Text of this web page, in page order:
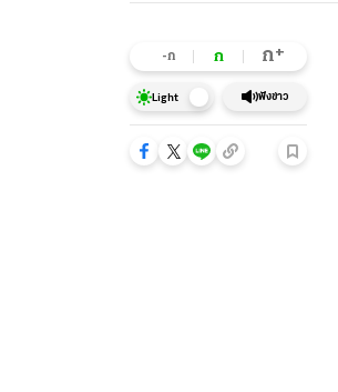
-ก ก ก+
Light ฟังข่าว